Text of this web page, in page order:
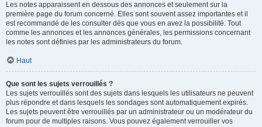
Les notes apparaissent en dessous des annonces et seulement sur la
première page du forum concerné. Elles sont souvent assez importantes et il
est recommandé de les consulter dès que vous en avez la possibilité. Tout
comme les annonces et les annonces générales, les permissions concernant
les notes sont définies par les administrateurs du forum.
Haut
Que sont les sujets verrouillés ?
Les sujets verrouillés sont des sujets dans lesquels les utilisateurs ne peuvent
plus répondre et dans lesquels les sondages sont automatiquement expirés.
Les sujets peuvent être verrouillés par un administrateur ou un modérateur du
forum pour de multiples raisons. Vous pouvez également verrouiller vos